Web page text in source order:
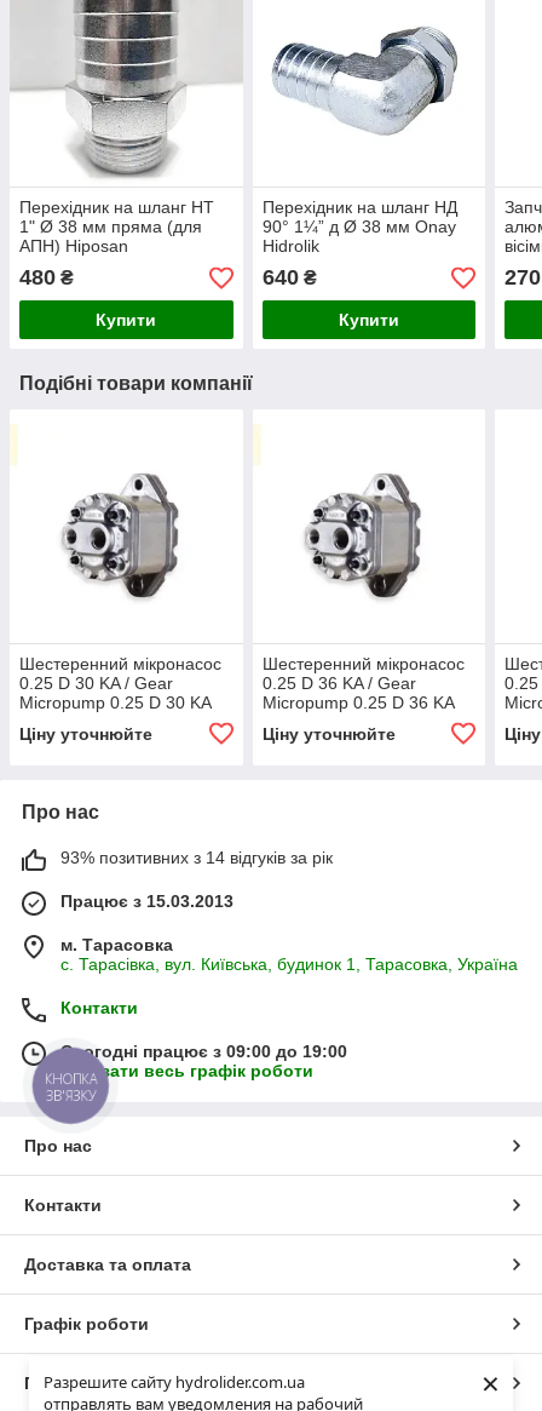
Разрешите сайту hydrolider.com.ua
отправлять вам уведомления на рабочий
×
Перехідник на шланг НТ
1" Ø 38 мм пряма (для
АПН) Hiposan
480 ₴
Купити
Перехідник на шланг НД
90° 1¼” д Ø 38 мм Onay
Hidrolik
640₴
Купити
270
Подібні товари компанії
Шестеренний мікронасос
0.25 D 30 KA / Gear
Micropump 0.25 D 30 KA
Ціну уточнюйте
Шестеренний мікронасос
0.25 D 36 KA / Gear
Micropump 0.25 D 36 KA
Ціну уточнюйте
0.25
Про нас
93% позитивних з 14 відгуків за рік
Працює з 15.03.2013
м. Тарасовка
с. Тарасівка, вул. Київська, будинок 1, Тарасовка, Україна
Контакти
Сьогодні працює з 09:00 до 19:00
Показати весь графік роботи
Про нас
Контакти
Доставка та оплата
Графік роботи
Повна версія сайту
КНОПКА
ЗВ'ЯЗКУ